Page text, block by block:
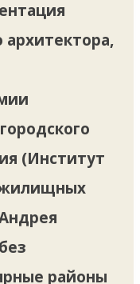
архитектора,
(Институт
жилищных
районы